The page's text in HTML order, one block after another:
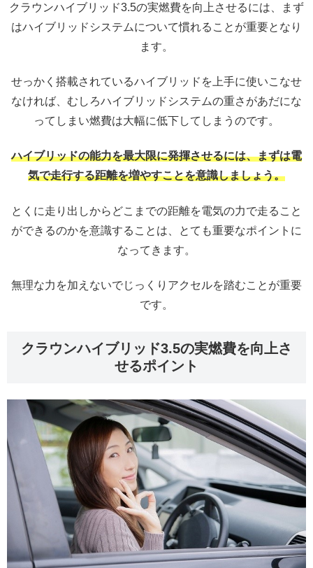
クラウンハイブリッド3.5の実燃費を向上させるには、まず
はハイブリッドシステムについて慣れることが重要となり
ます。
せっかく搭載されているハイブリッドを上手に使いこなせ
なければ、むしろハイブリッドシステムの重さがあだにな
ってしまい燃費は大幅に低下してしまうのです。
ハイブリッドの能力を最大限に発揮させるには、まずは電
気で走行する距離を増やすことを意識しましょう。
とくに走り出しからどこまでの距離を電気の力で走ること
ができるのかを意識することは、とても重要なポイントに
なってきます。
無理な力を加えないでじっくりアクセルを踏むことが重要
です。
クラウンハイブリッド3.5の実燃費を向上さ
せるポイント